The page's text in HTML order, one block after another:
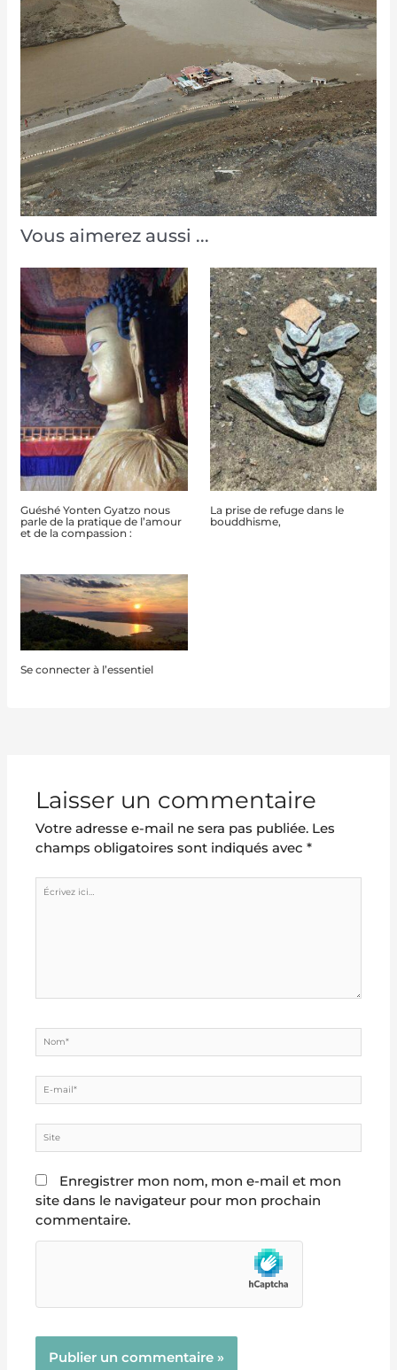
Vous aimerez aussi ...
Guéshé Yonten Gyatzo nous
parle de la pratique de l’amour
et de la compassion :
La prise de refuge dans le
bouddhisme,
Se connecter à l’essentiel
Laisser un commentaire
Votre adresse e-mail ne sera pas publiée. Les
champs obligatoires sont indiqués avec*
Écrivez
Nom*
E-
mail*
Site
Enregistrer mon nom, mon e-mail et mon
site dans le navigateur pour mon prochain
commentaire.